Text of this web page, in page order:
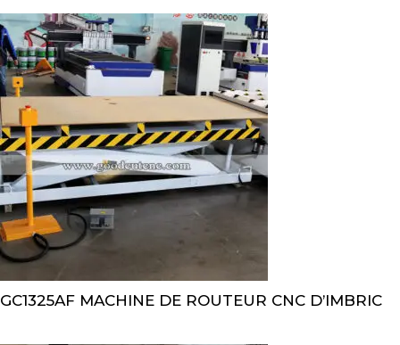
GC1325AF MACHINE DE ROUTEUR CNC D’IMBRIC